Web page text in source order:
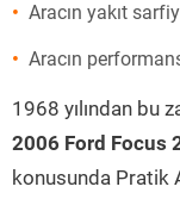
Aracın yakıt
Aracın
1968 yılından bu
2006 Ford Focus
konusunda Pratik